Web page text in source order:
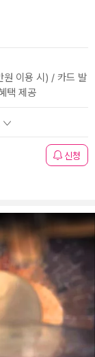
원 이용 시) / 카드 발
택 제공
신청